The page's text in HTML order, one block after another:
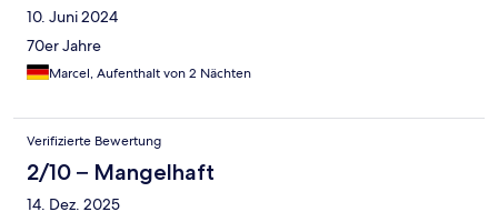
10. Juni 2024
70er Jahre
Marcel, Aufenthalt von 2 Nächten
Verifizierte Bewertung
2/10 – Mangelhaft
14. Dez. 2025